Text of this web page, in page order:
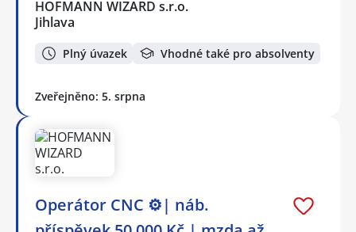
HOFMANN WIZARD s.r.o.
Jihlava
Plný úvazek Vhodné také pro absolventy
Zveřejněno: 5. srpna
Operátor CNC ⚙️| náb.